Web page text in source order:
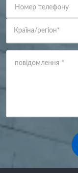
Номер телефону
Країна/регіон*
повідомлення *